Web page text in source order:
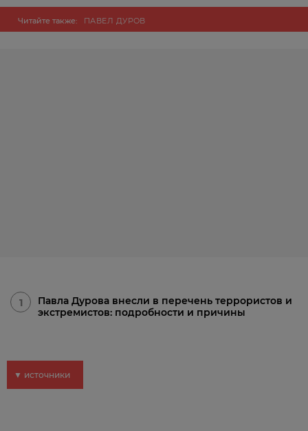
Читайте также: ПАВЕЛ ДУРОВ
1
Павла Дурова внесли в перечень террористов и
экстремистов: подробности и причины
▼ источники